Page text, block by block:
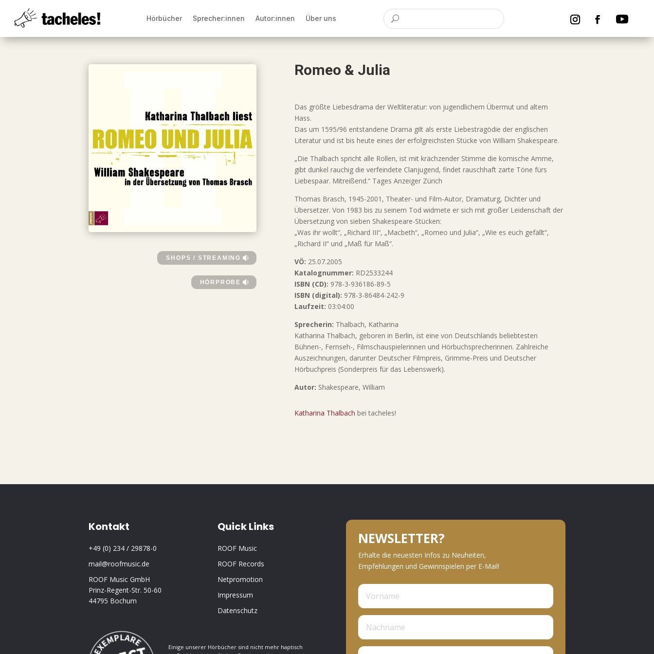
Hörbücher Sprecher:innen Autor:innen Über uns
SHOPS / STREAMING
HÖRPROBE
Romeo & Julia
Das größte Liebesdrama der Weltliteratur: von jugendlichem Übermut und altem
Hass.
Das um 1595/96 entstandene Drama gilt als erste Liebestragödie der englischen
Literatur und ist bis heute eines der erfolgreichsten Stücke von William Shakespeare.
„Die Thalbach spricht alle Rollen, ist mit krächzender Stimme die komische Amme,
gibt dunkel rauchig die verfeindete Clanjugend, findet rauschhaft zarte Töne fürs
Liebespaar. Mitreißend.“ Tages Anzeiger Zürich
Thomas Brasch, 1945-2001, Theater- und Film-Autor, Dramaturg, Dichter und
Übersetzer. Von 1983 bis zu seinem Tod widmete er sich mit großer Leidenschaft der
Übersetzung von sieben Shakespeare-Stücken:
„Was ihr wollt“, „Richard III“, „Macbeth“, „Romeo und Julia“, „Wie es euch gefällt“,
„Richard II“ und „Maß für Maß“.
VÖ: 25.07.2005
Katalognummer: RD2533244
ISBN (CD): 978-3-936186-89-5
ISBN (digital): 978-3-86484-242-9
Laufzeit: 03:04:00
Sprecherin: Thalbach, Katharina
Katharina Thalbach, geboren in Berlin, ist eine von Deutschlands beliebtesten
Bühnen-, Fernseh-, Filmschauspielerinnen und Hörbuchsprecherinnen. Zahlreiche
Auszeichnungen, darunter Deutscher Filmpreis, Grimme-Preis und Deutscher
Hörbuchpreis (Sonderpreis für das Lebenswerk).
Autor: Shakespeare, William
Katharina Thalbach bei tacheles!
Kontakt
+49 (0) 234 / 29878-0
mail@roofmusic.de
ROOF Music GmbH
Prinz-Regent-Str. 50-60
44795 Bochum
Quick Links
ROOF Music
ROOF Records
Netpromotion
Impressum
Datenschutz
Einige unserer Hörbücher sind nicht mehr haptisch
NEWSLETTER?
Erhalte die neuesten Infos zu Neuheiten,
Empfehlungen und Gewinnspielen per E-Mail!